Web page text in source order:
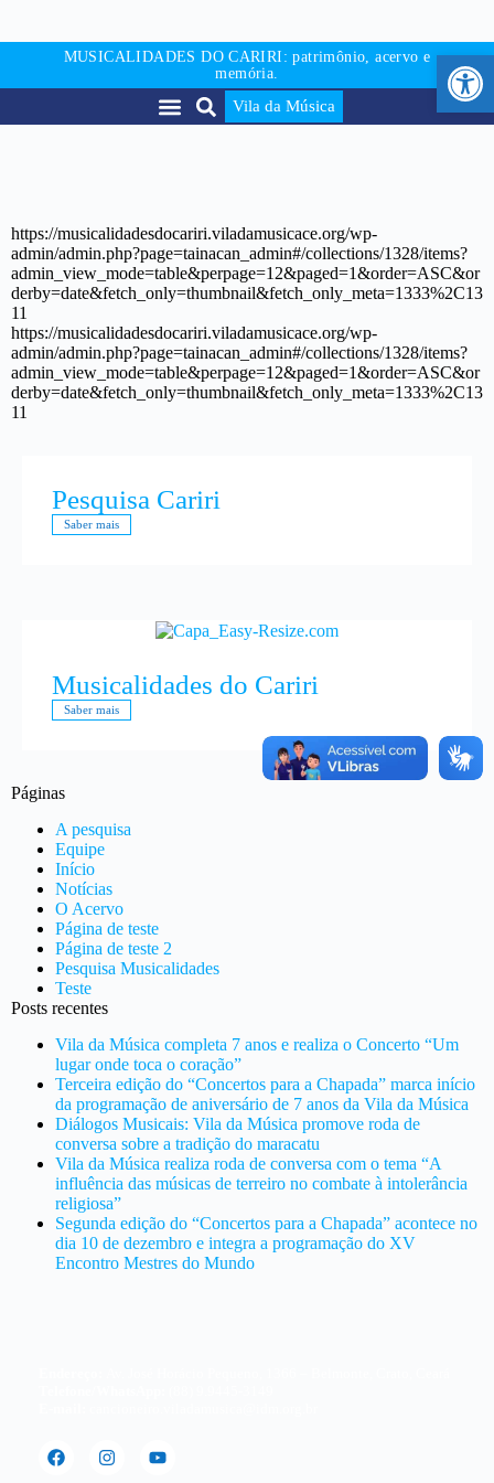
MUSICALIDADES DO CARIRI: patrimônio, acervo e
memória.
Vila da Música
https://musicalidadesdocariri.viladamusicace.org/wp-
admin/admin.php?page=tainacan_admin#/collections/1328/items?
admin_view_mode=table&perpage=12&paged=1&order=ASC&or
derby=date&fetch_only=thumbnail&fetch_only_meta=1333%2C13
11
https://musicalidadesdocariri.viladamusicace.org/wp-
admin/admin.php?page=tainacan_admin#/collections/1328/items?
admin_view_mode=table&perpage=12&paged=1&order=ASC&or
derby=date&fetch_only=thumbnail&fetch_only_meta=1333%2C13
11
Pesquisa Cariri
Saber mais
Musicalidades do Cariri
Saber mais
Páginas
A pesquisa
Equipe
Início
Notícias
O Acervo
Página de teste
Página de teste 2
Pesquisa Musicalidades
Teste
Posts recentes
Vila da Música completa 7 anos e realiza o Concerto “Um
lugar onde toca o coração”
Terceira edição do “Concertos para a Chapada” marca início
da programação de aniversário de 7 anos da Vila da Música
Diálogos Musicais: Vila da Música promove roda de
conversa sobre a tradição do maracatu
Vila da Música realiza roda de conversa com o tema “A
influência das músicas de terreiro no combate à intolerância
religiosa”
Segunda edição do “Concertos para a Chapada” acontece no
dia 10 de dezembro e integra a programação do XV
Encontro Mestres do Mundo